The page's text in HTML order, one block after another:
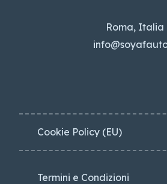
Roma, Italia
Cookie Policy (EU)
Termini e Condizioni